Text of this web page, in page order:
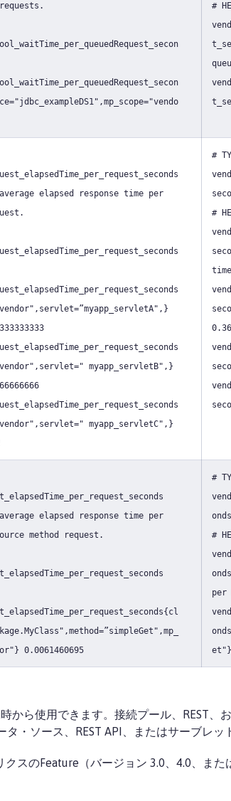
#
elapsed response time per
myapp_servletB",}
myapp_servletC",}
#
#
elapsed response time per
method request.
0.0061460695
#
#
per
et"}
ら使用できます。接続プール、REST、
・ソース、REST API、またはサーブレッ
スのFeature（バージョン 3.0、4.0、また